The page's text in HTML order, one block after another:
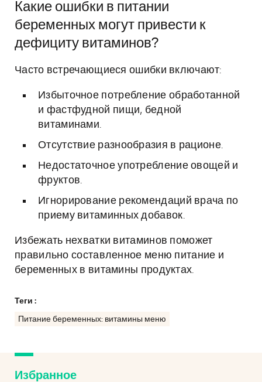
Какие ошибки в питании
беременных могут привести к
дефициту витаминов?
Часто встречающиеся ошибки включают:
Избыточное потребление обработанной
и фастфудной пищи, бедной
витаминами.
Отсутствие разнообразия в рационе.
Недостаточное употребление овощей и
фруктов.
Игнорирование рекомендаций врача по
приему витаминных добавок.
Избежать нехватки витаминов поможет
правильно составленное меню питание и
беременных в витамины продуктах.
Теги :
Питание беременных: витамины меню
Избранное